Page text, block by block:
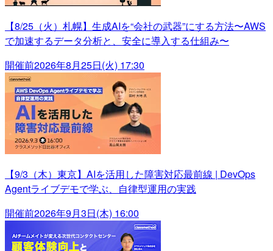
【8/25（火）札幌】生成AIを“会社の武器”にする方法〜AWS
で加速するデータ分析と、安全に導入する仕組み〜
開催前2026年8月25日(火) 17:30
【9/3（木）東京】AIを活用した障害対応最前線 | DevOps
Agentライブデモで学ぶ、自律型運用の実践
開催前2026年9月3日(木) 16:00